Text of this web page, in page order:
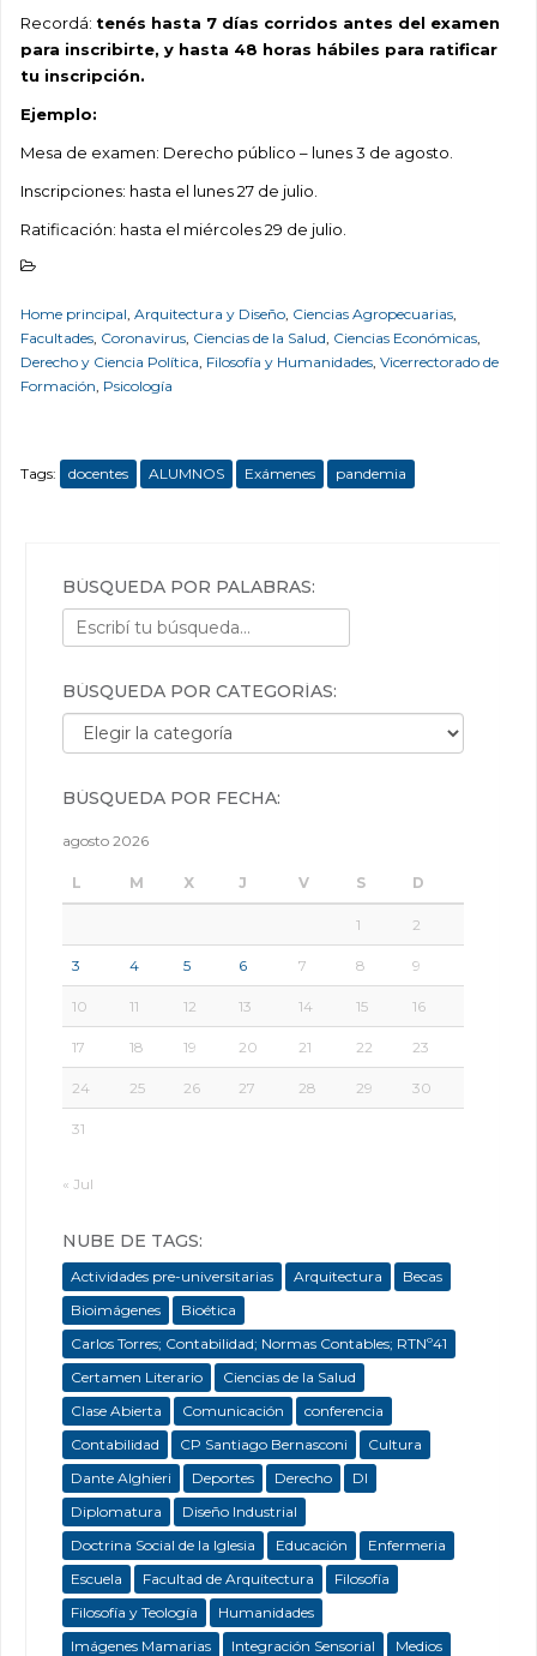
Recordá: tenés hasta 7 días corridos antes del examen
para inscribirte, y hasta 48 horas hábiles para ratificar
tu inscripción.
Ejemplo:
Mesa de examen: Derecho público – lunes 3 de agosto.
Inscripciones: hasta el lunes 27 de julio.
Ratificación: hasta el miércoles 29 de julio.
Home principal, Arquitectura y Diseño, Ciencias Agropecuarias,
Facultades, Coronavirus, Ciencias de la Salud, Ciencias Económicas,
Derecho y Ciencia Política, Filosofía y Humanidades, Vicerrectorado de
Formación, Psicología
Tags: docentes ALUMNOS Exámenes pandemia
BÚSQUEDA POR PALABRAS:
BÚSQUEDA POR CATEGORÍAS:
Búsqueda por categorías:
BÚSQUEDA POR FECHA:
agosto 2026
L M X J V S D
1 2
3 4 5 6 7 8 9
10 11 12 13 14 15 16
17 18 19 20 21 22 23
24 25 26 27 28 29 30
31
« Jul
NUBE DE TAGS:
Actividades pre-universitarias Arquitectura
Becas
Bioimágenes
Bioética
Carlos Torres; Contabilidad; Normas Contables; RTNº41
Certamen Literario
Ciencias de la Salud
Clase Abierta
Comunicación
conferencia
Contabilidad
CP Santiago Bernasconi
Cultura
Dante Alghieri
Deportes Derecho
DI
Diplomatura
Diseño Industrial
Doctrina Social de la Iglesia
Educación
Enfermeria
Escuela
Facultad de Arquitectura
Filosofía
Filosofía y Teología
Humanidades
Imágenes Mamarias
Integración Sensorial
Medios